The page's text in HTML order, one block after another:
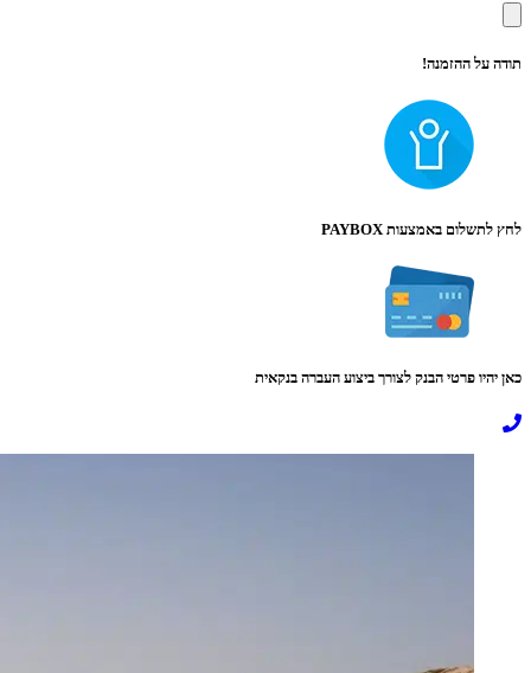
תודה על ההזמנה!
לחץ לתשלום באמצעות PAYBOX
כאן יהיו פרטי הבנק לצורך ביצוע העברה בנקאית